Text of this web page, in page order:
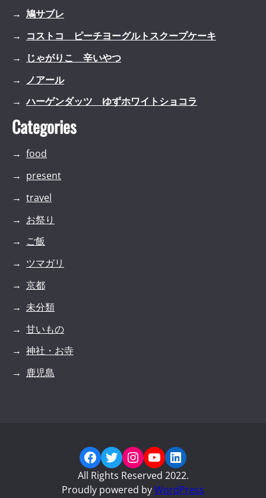
鳩サブレ
コストコ ピーチヨーグルトスクープケーキ
じゃがりこ 辛いやつ
ノアール
ハーゲンダッツ ゆずホワイトショコラ
Categories
food
present
travel
お祭り
ご飯
ツマガリ
京都
未分類
甘いもの
神社・お寺
鹿児島
Facebook
Twitter
Instagram
YouTube
LinkedIn
All Rights Reserved 2022.
Proudly powered byWordPress